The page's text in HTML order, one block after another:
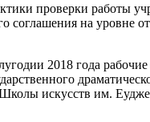
проверки
соглашения на уровне
2018 года
искусств им.